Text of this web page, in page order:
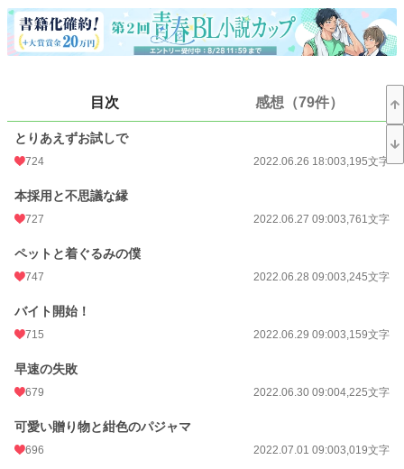
お気に入り 3,295
24h.ポイント 163 pt
更新日時 2026.02.26 09:10
月間ポイント
年間ポイント 222,489 pt (2,784 位)
累計ポイント
目次 感想（79件）
とりあえずお試しで
724 2022.06.26 18:003,195文字
本採用と不思議な縁
727 2022.06.27 09:003,761文字
ペットと着ぐるみの僕
747 2022.06.28 09:003,245文字
バイト開始！
715 2022.06.29 09:003,159文字
早速の失敗
679 2022.06.30 09:004,225文字
可愛い贈り物と紺色のパジャマ
696 2022.07.01 09:003,019文字